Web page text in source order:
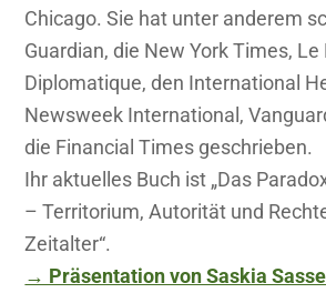
Chicago. Sie hat unter anderem
Guardian, die New York Times, Le
Diplomatique, den International
Newsweek International,
die Financial Times geschrieben.
Ihr aktuelles Buch ist „Das
– Territorium, Autorität und
Zeitalter“.
→ Präsentation von Saskia